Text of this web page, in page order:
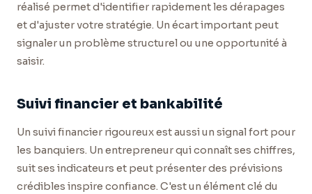
réalisé permet d'identifier rapidement les dérapages
et d'ajuster votre stratégie. Un écart important peut
signaler un problème structurel ou une opportunité à
saisir.
Suivi financier et bankabilité
Un suivi financier rigoureux est aussi un signal fort pour
les banquiers. Un entrepreneur qui connaît ses chiffres,
suit ses indicateurs et peut présenter des prévisions
crédibles inspire confiance. C'est un élément clé du